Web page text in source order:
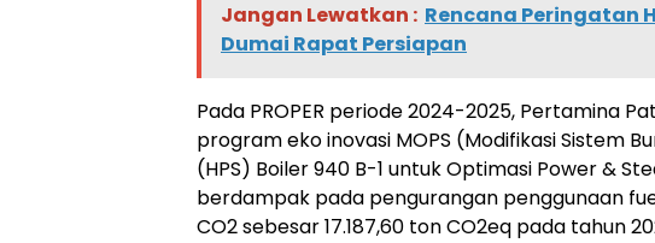
Jangan Lewatkan : Rencana Peringatan
Dumai Rapat Persiapan
Pada PROPER periode 2024-2025, Pertamina
program eko inovasi MOPS (Modifikasi Sistem
(HPS) Boiler 940 B-1 untuk Optimasi Power &
berdampak pada pengurangan penggunaan
CO2 sebesar 17.187,60 ton CO2eq pada tahun